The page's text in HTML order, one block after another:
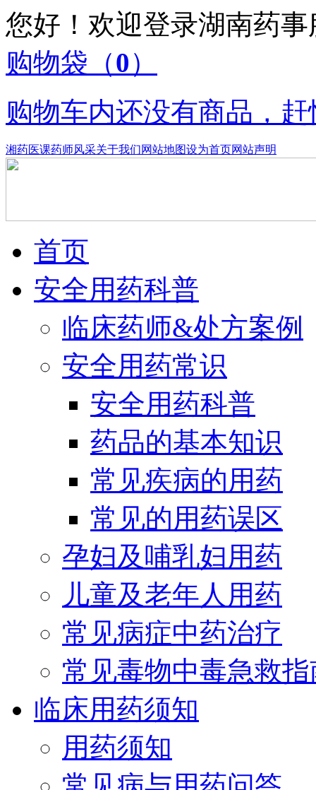
您好！欢迎登录湖南药
购物袋 （0）
购物车内还没有商品，
湘药医课药师风采关于我们网站地图设为首页网站声明
首页
安全用药科普
临床药师&处方案例
安全用药常识
安全用药科普
药品的基本知识
常见疾病的用药
常见的用药误区
孕妇及哺乳妇用药
儿童及老年人用药
常见病症中药治疗
常见毒物中毒急救指
临床用药须知
用药须知